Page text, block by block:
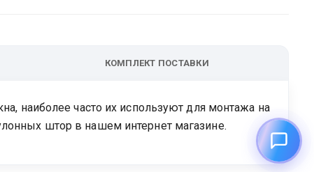
КОМПЛЕКТ ПОСТАВКИ
наиболее часто их используют для монтажа на
штор в нашем интернет магазине.